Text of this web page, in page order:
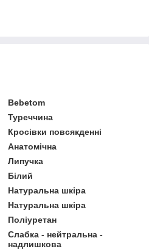
Bebetom
Туреччина
Кросівки повсякденні
Анатомічна
Липучка
Білий
Натуральна шкіра
Натуральна шкіра
Поліуретан
Слабка - нейтральна -
надлишкова